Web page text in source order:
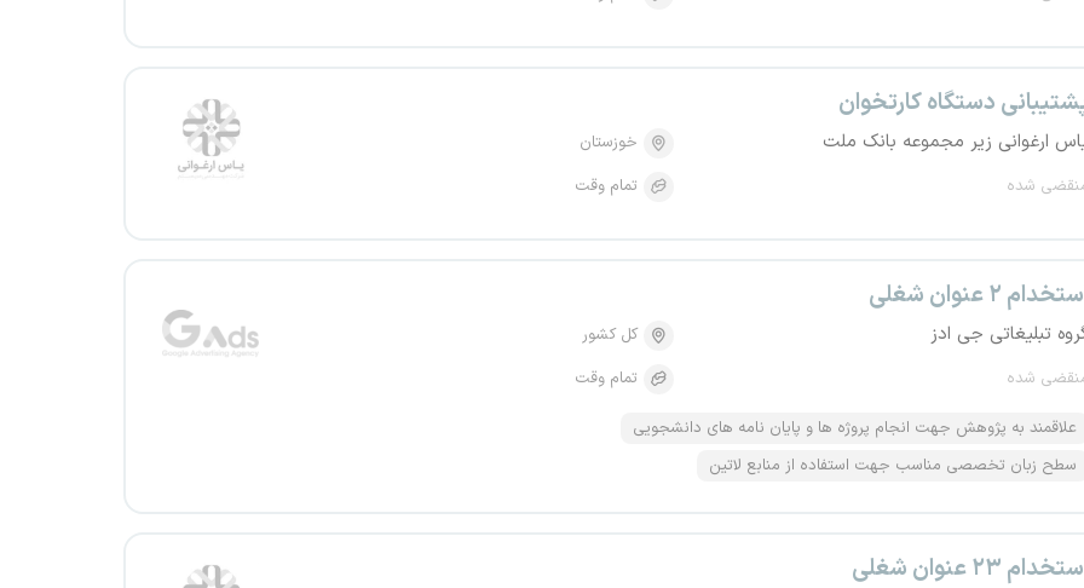
دستگاه کارتخوان
ارغوانی زیر مجموعه بانک ملت
شده
خوزستان
تمام وقت
۲ عنوان شغلی
تبلیغاتی جی ادز
شده
کل کشور
تمام وقت
علاقمند به پژوهش جهت انجام پروژه ها و پایان نامه های دانشجویی
سطح زبان تخصصی مناسب جهت استفاده از منابع لاتین
۲۳ عنوان شغلی